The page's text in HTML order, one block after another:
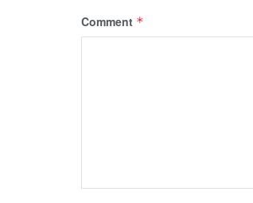
Comment *